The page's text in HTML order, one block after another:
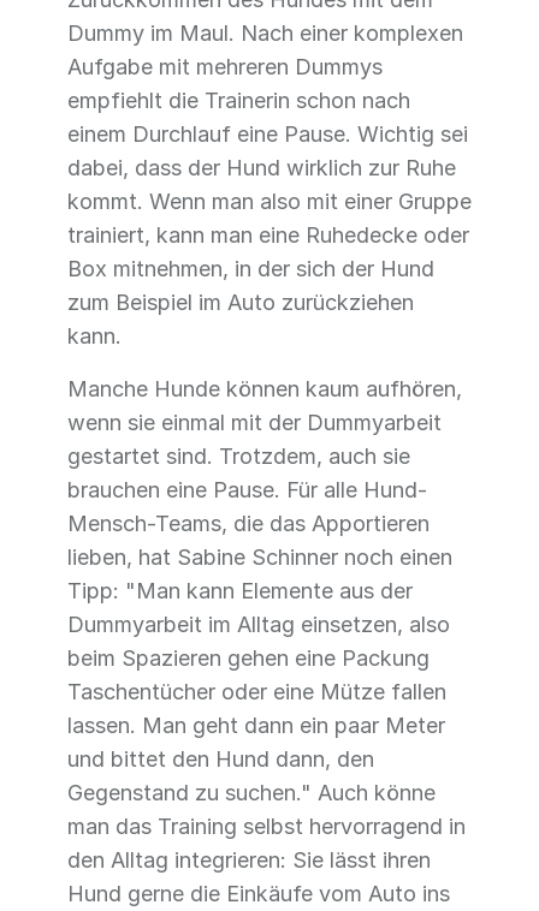
Dummy im Maul. Nach einer komplexen
Aufgabe mit mehreren Dummys
empfiehlt die Trainerin schon nach
einem Durchlauf eine Pause. Wichtig sei
dabei, dass der Hund wirklich zur Ruhe
kommt. Wenn man also mit einer Gruppe
trainiert, kann man eine Ruhedecke oder
Box mitnehmen, in der sich der Hund
zum Beispiel im Auto zurückziehen
kann.
Manche Hunde können kaum aufhören,
wenn sie einmal mit der Dummyarbeit
gestartet sind. Trotzdem, auch sie
brauchen eine Pause. Für alle Hund-
Mensch-Teams, die das Apportieren
lieben, hat Sabine Schinner noch einen
Tipp: "Man kann Elemente aus der
Dummyarbeit im Alltag einsetzen, also
beim Spazieren gehen eine Packung
Taschentücher oder eine Mütze fallen
lassen. Man geht dann ein paar Meter
und bittet den Hund dann, den
Gegenstand zu suchen." Auch könne
man das Training selbst hervorragend in
den Alltag integrieren: Sie lässt ihren
Hund gerne die Einkäufe vom Auto ins